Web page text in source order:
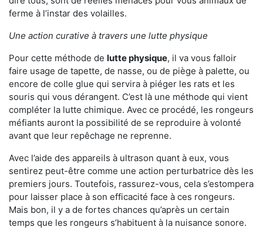
ferme à l’instar des volailles.
Une action curative à travers une lutte physique
Pour cette méthode de lutte physique, il va vous falloir
faire usage de tapette, de nasse, ou de piège à palette, ou
encore de colle glue qui servira à piéger les rats et les
souris qui vous dérangent. C’est là une méthode qui vient
compléter la lutte chimique. Avec ce procédé, les rongeurs
méfiants auront la possibilité de se reproduire à volonté
avant que leur repêchage ne reprenne.
Avec l’aide des appareils à ultrason quant à eux, vous
sentirez peut-être comme une action perturbatrice dès les
premiers jours. Toutefois, rassurez-vous, cela s’estompera
pour laisser place à son efficacité face à ces rongeurs.
Mais bon, il y a de fortes chances qu’après un certain
temps que les rongeurs s’habituent à la nuisance sonore.